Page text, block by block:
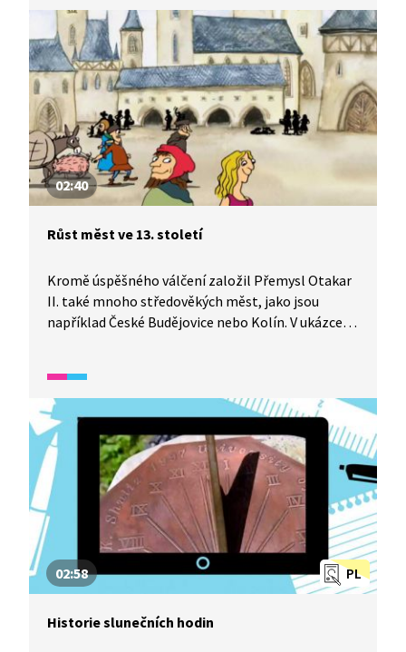
02:40
Růst měst ve 13. století
Kromě úspěšného válčení založil Přemysl Otakar
II. také mnoho středověkých měst, jako jsou
například České Budějovice nebo Kolín. V ukázce je
PL
02:58
Historie slunečních hodin